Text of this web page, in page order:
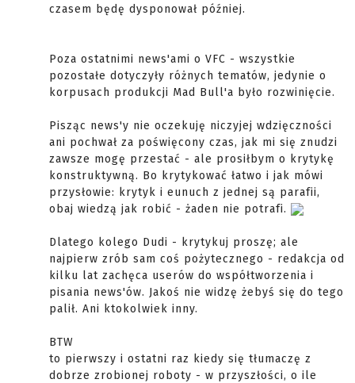
czasem będę dysponował później.
Poza ostatnimi news'ami o VFC - wszystkie
pozostałe dotyczyły różnych tematów, jedynie o
korpusach produkcji Mad Bull'a było rozwinięcie.
Pisząc news'y nie oczekuję niczyjej wdzięczności
ani pochwał za poświęcony czas, jak mi się znudzi
zawsze mogę przestać - ale prosiłbym o krytykę
konstruktywną. Bo krytykować łatwo i jak mówi
przysłowie: krytyk i eunuch z jednej są parafii,
obaj wiedzą jak robić - żaden nie potrafi.
Dlatego kolego Dudi - krytykuj proszę; ale
najpierw zrób sam coś pożytecznego - redakcja od
kilku lat zachęca userów do współtworzenia i
pisania news'ów. Jakoś nie widzę żebyś się do tego
palił. Ani ktokolwiek inny.
BTW
to pierwszy i ostatni raz kiedy się tłumaczę z
dobrze zrobionej roboty - w przyszłości, o ile